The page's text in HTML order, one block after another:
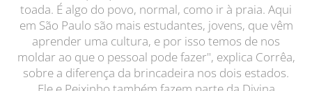
toada. É algo do povo, normal, como ir à praia. Aqui
em São Paulo são mais estudantes, jovens, que vêm
aprender uma cultura, e por isso temos de nos
moldar ao que o pessoal pode fazer", explica Corrêa,
sobre a diferença da brincadeira nos dois estados.